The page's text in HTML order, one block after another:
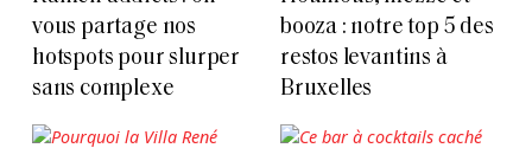
vous partage nos
hotspots pour slurper
sans complexe
booza : notre top 5 des
restos levantins à
Bruxelles